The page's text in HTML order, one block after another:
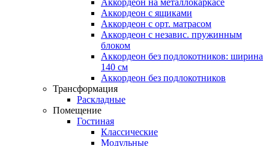
Аккордеон на металлокаркасе
Аккордеон c ящиками
Аккордеон c орт. матрасом
Аккордеон c независ. пружинным
блоком
Аккордеон без подлокотников: ширина
140 см
Аккордеон без подлокотников
Трансформация
Раскладные
Помещение
Гостиная
Классические
Модульные